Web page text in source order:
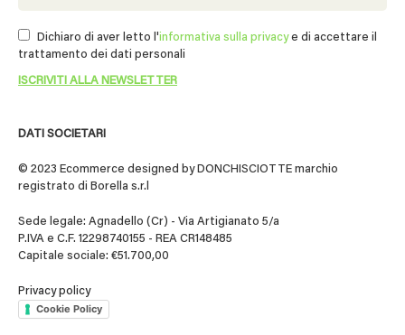
DATI SOCIETARI
© 2023 Ecommerce designed by DONCHISCIOTTE marchio
registrato di Borella s.r.l
Sede legale: Agnadello (Cr) - Via Artigianato 5/a
P.IVA e C.F. 12298740155 - REA CR148485
Capitale sociale: €51.700,00
Privacy policy
Cookie Policy
Dichiaro di aver letto l'informativa sulla privacye di accettare il
trattamento dei dati personali